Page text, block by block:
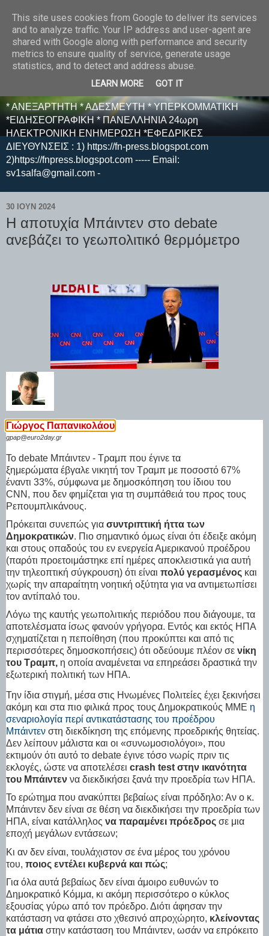
E F E N P R E S S -
ΗΛΕΚΤΡΟΝΙΚΗ
ΕΦΗΜΕΡΙΔΑ
* ΑΝΕΞΑΡΤΗΤΗ * ΑΔΕΣΜΕΥΤΗ * ΥΠΕΡΚΟΜΜΑΤΙΚΗ
*ΕΙΔΗΣΕΟΓΡΑΦΙΚΗ * ΠΑΝΕΛΛΗΝΙΑ 24ωρη
ΗΛΕΚΤΡΟΝΙΚΗ ΕΝΗΜΕΡΩΣΗ *ΕΦΕΔΡΙΚΕΣ
ΔΙΕΥΘΥΝΣΕΙΣ : 1) https://fn-press.blogspot.com
2)https://fnpress.blogspot.com ----- Email:
sv1salfa@gmail.com -
30 ΙΟΥΝ 2024
Η αποτυχία Μπάιντεν στο debate
ανεβάζει το γεωπολιτικό θερμόμετρο
Γιώργος Παπανικολάου
gpap@euro2day.gr
Το debate Μπάιντεν - Τραμπ που έγινε τα
ξημερώματα έβγαλε νικητή τον Τραμπ με ποσοστό 67%
έναντι 33%, σύμφωνα με δημοσκόπηση του ίδιου του
CNN, που δεν φημίζεται για τη συμπάθειά του προς τους
Ρεπουμπλικάνους.
Πρόκειται συνεπώς για συντριπτική ήττα των
Δημοκρατικών. Πιο σημαντικό όμως είναι ότι έδειξε ακόμη
και στους οπαδούς του εν ενεργεία Αμερικανού προέδρου
(παρότι προετοιμάστηκε επί ημέρες αποκλειστικά για αυτή
την τηλεοπτική σύγκρουση) ότι είναι πολύ γερασμένος και
χωρίς την απαραίτητη νοητική οξύτητα για να αντιμετωπίσει
τον αντίπαλό του.
Λόγω της καυτής γεωπολιτικής περιόδου που διάγουμε, τα
αποτελέσματα ίσως φανούν γρήγορα. Εντός και εκτός ΗΠΑ
σχηματίζεται η πεποίθηση (που προκύπτει και από τις
περισσότερες δημοσκοπήσεις) ότι οδεύουμε πλέον σε νίκη
του Τραμπ, η οποία αναμένεται να επηρεάσει δραστικά την
εξωτερική πολιτική των ΗΠΑ.
Την ίδια στιγμή, μέσα στις Ηνωμένες Πολιτείες έχει ξεκινήσει
ακόμη και στα πιο φιλικά προς τους Δημοκρατικούς ΜΜΕ η
σεναριολογία περί αντικατάστασης του προέδρου
Μπάιντεν στη διεκδίκηση της επόμενης προεδρικής θητείας.
Δεν λείπουν μάλιστα και οι «συνωμοσιολόγοι», που
εκτιμούν ότι αυτό το debate έγινε τόσο νωρίς πριν τις
εκλογές, ώστε να αποτελέσει crash test στην ικανότητα
του Μπάιντεν να διεκδικήσει ξανά την προεδρία των ΗΠΑ.
Το ερώτημα που ανακύπτει βεβαίως είναι πρόδηλο: Αν ο κ.
Μπάιντεν δεν είναι σε θέση να διεκδικήσει την προεδρία των
ΗΠΑ, είναι κατάλληλος να παραμένει πρόεδρος σε μια
εποχή μεγάλων εντάσεων;
Κι αν δεν είναι, τουλάχιστον σε ένα μέρος του χρόνου
του, ποιος εντέλει κυβερνά και πώς;
Για όλα αυτά βεβαίως δεν είναι άμοιρο ευθυνών το
Δημοκρατικό Κόμμα, κι ακόμη περισσότερο ο κύκλος
εξουσίας γύρω από τον πρόεδρο. Διότι άφησαν την
κατάσταση να φτάσει στο χθεσινό απροχώρητο, κλείνοντας
τα μάτια στην κατάσταση του Μπάιντεν, ωσάν να επρόκειτο
This site uses cookies from Google to deliver its services
and to analyze traffic. Your IP address and user-agent are
shared with Google along with performance and security
metrics to ensure quality of service, generate usage
statistics, and to detect and address abuse.
LEARN MORE GOT IT